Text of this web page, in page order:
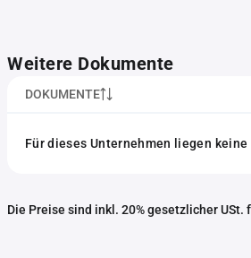
Weitere Dokumente
DOKUMENTE
Für dieses Unternehmen liegen keine
Die Preise sind inkl. 20% gesetzlicher